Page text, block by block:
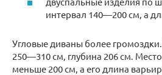
интервал 140—200 см, а
Угловые диваны более
250—310 см, глубина 206 см.
меньше 200 см, а его длина